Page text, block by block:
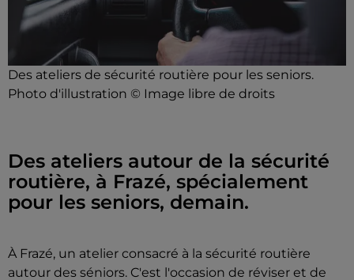
Des ateliers de sécurité routière pour les seniors.
Photo d'illustration © Image libre de droits
Des ateliers autour de la sécurité
routière, à Frazé, spécialement
pour les seniors, demain.
À Frazé, un atelier consacré à la sécurité routière
autour des séniors. C'est l'occasion de réviser et de